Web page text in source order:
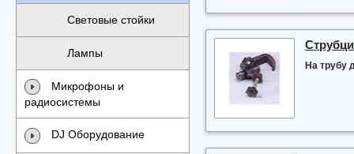
Световые стойки
Лампы
Микрофоны и
радиосистемы
DJ Оборудование
На трубу